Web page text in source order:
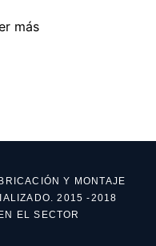
más
Y MONTAJE
2015 -2018
EL SECTOR